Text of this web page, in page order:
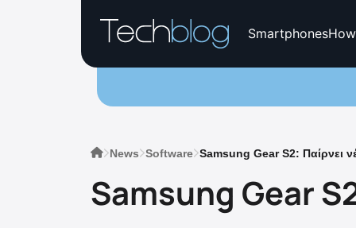
Smartphones
News Software Samsung Gear S2: Παίρνει
Samsung Gear